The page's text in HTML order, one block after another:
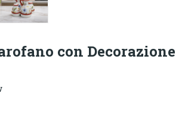
con Decorazione